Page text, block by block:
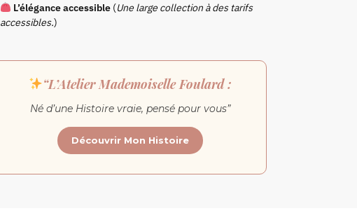
L’élégance accessible (Une large collection à des tarifs
accessibles.)
“L’Atelier Mademoiselle Foulard :
Né d’une Histoire vraie, pensé pour vous”
Découvrir Mon Histoire